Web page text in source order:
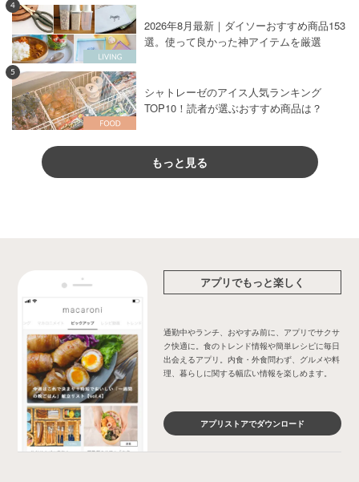
4
2026年8月最新｜ダイソーおすすめ商品153
選。使って良かった神アイテムを厳選
5
シャトレーゼのアイス人気ランキング
TOP10！読者が選ぶおすすめ商品は？
もっと見る
アプリでもっと楽しく
通勤中やランチ、おやすみ前に、アプリでサクサ
ク快適に。食のトレンド情報や簡単レシピに毎日
出会えるアプリ。内食・外食問わず、グルメや料
理、暮らしに関する幅広い情報を楽しめます。
アプリストアでダウンロード